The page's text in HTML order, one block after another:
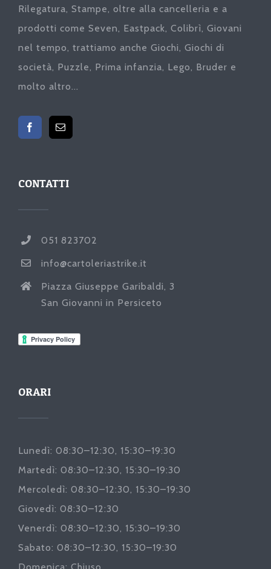
Rilegatura, Stampe, oltre alla cancelleria e a
prodotti come Seven, Eastpack, Colibrì, Giovani
nel tempo, trattiamo anche Giochi, Giochi di
società, Puzzle, Prima infanzia, Lego, Bruder e
molto altro...
CONTATTI
051 823702
info@cartoleriastrike.it
Piazza Giuseppe Garibaldi, 3
San Giovanni in Persiceto
ORARI
Lunedì: 08:30–12:30, 15:30–19:30
Martedì: 08:30–12:30, 15:30–19:30
Mercoledì: 08:30–12:30, 15:30–19:30
Giovedì: 08:30–12:30
Venerdì: 08:30–12:30, 15:30–19:30
Sabato: 08:30–12:30, 15:30–19:30